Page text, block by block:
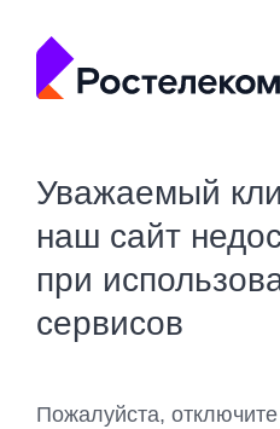
Уважаемый
наш сайт
при
сервисов
Пожалуйста,